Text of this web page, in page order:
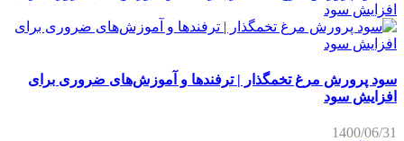
سود پرورش مرغ تخمگذار | ترفندها و آموزش‌های ضروری برای
افزایش سود
1400/06/31